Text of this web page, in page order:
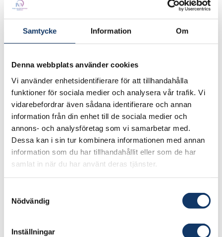
Samtycke Information Om
Denna webbplats använder cookies
Vi använder enhetsidentifierare för att tillhandahålla
funktioner för sociala medier och analysera vår trafik. Vi
vidarebefordrar även sådana identifierare och annan
information från din enhet till de sociala medier och
annons- och analysföretag som vi samarbetar med.
Dessa kan i sin tur kombinera informationen med annan
information som du har tillhandahållit eller som de har
samlat in när du har använt deras tjänster.
Nödvändig
Inställningar
Visit Project Website
utvecklats i projektet ”Noll Vibrationsskador”
angrips problemet direkt vid källan, nämligen i
maskinen. Inom ramen för projektet, vars credo
är ”Maskiner behöver inte vibrera och skada
människor”, har lågvibrerande maskinprototyper
utvecklats och testats i industriella
demonstrationsmiljöer. Maskinanvändare kan nu
använda dessa som underlag vid nyanskaffning
och för maskintillverkare tjänar de nya
maskinerna som målvärde vid nykonstruktion.
existerande vibrationsdämpande teknik, har vi